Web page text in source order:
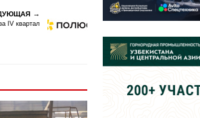
IV квартал